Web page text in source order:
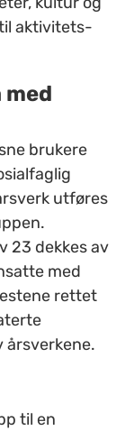
aktivitets-
med
brukere
utføres
23 dekkes av
med
rettet
årsverkene.
til en